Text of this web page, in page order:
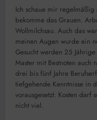
Ich schaue mir regelmäßig
bekomme das Grauen.
Wollmilchsau. Auch das
meinen Augen wurde ein
Gesucht werden 25
Master mit Bestnoten auch
drei bis fünf Jahre
tiefgehende Kenntnisse in
vorausgesetzt. Kosten darf
nicht viel.